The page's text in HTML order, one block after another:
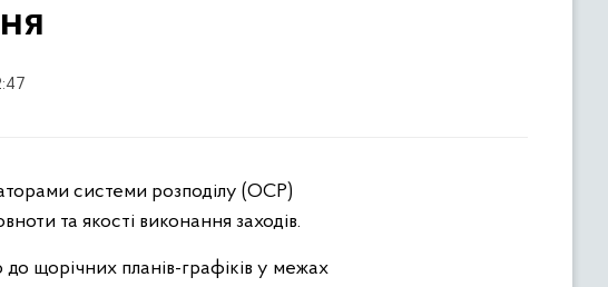
та якості виконання заходів.
щорічних планів-графіків у межах